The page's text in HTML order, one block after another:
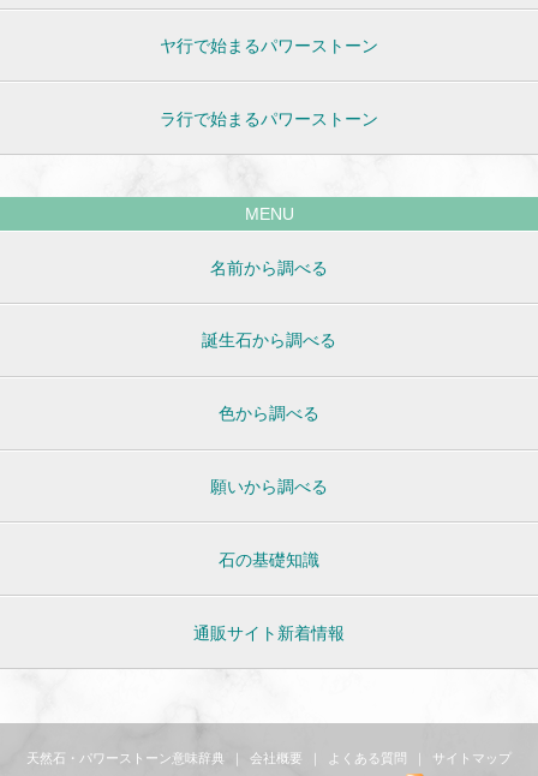
ヤ行で始まるパワーストーン
ラ行で始まるパワーストーン
MENU
名前から調べる
誕生石から調べる
色から調べる
願いから調べる
石の基礎知識
通販サイト新着情報
天然石・パワーストーン意味辞典 ｜ 会社概要 ｜ よくある質問 ｜ サイトマップ